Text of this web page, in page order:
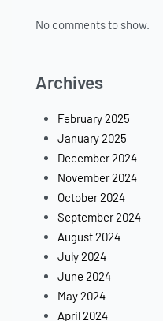
No comments to show.
Archives
February 2025
January 2025
December 2024
November 2024
October 2024
September 2024
August 2024
July 2024
June 2024
May 2024
April 2024